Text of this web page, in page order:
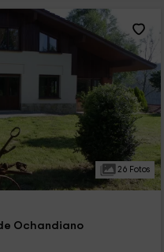
26 Fotos
Ochandiano